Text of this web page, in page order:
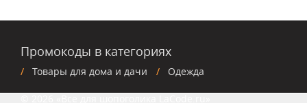
Промокоды в категориях
Товары для дома и дачи Одежда